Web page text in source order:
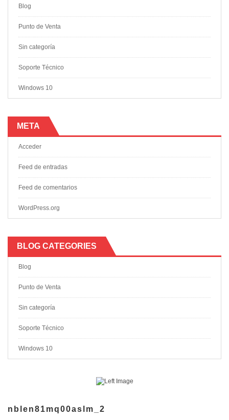
Blog
Punto de Venta
Sin categoría
Soporte Técnico
Windows 10
META
Acceder
Feed de entradas
Feed de comentarios
WordPress.org
BLOG CATEGORIES
Blog
Punto de Venta
Sin categoría
Soporte Técnico
Windows 10
nblen81mq00aslm_2